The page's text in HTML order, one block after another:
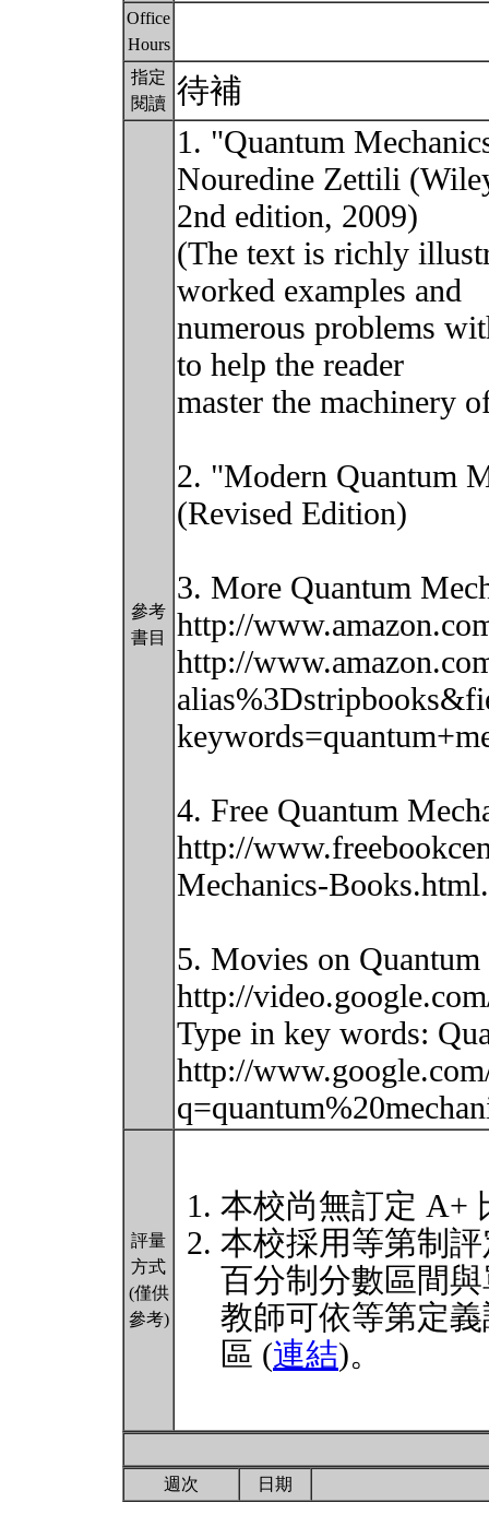
Office
Hours
指定
閱讀 待補
參考
書目
1. "Quantum
Nouredine Zettili
2nd edition, 2009)
(The text is richly
worked examples and
numerous problems
to help the reader
master the machinery
2. "Modern Quantum
(Revised Edition)
3. More Quantum
http://
http://
4. Free Quantum
http://
Mechanics-Books.html.
5. Movies on
http://
Type in key words:
http://
評量
方式
(僅供
參考)
本校尚無訂定 A+
本校採用等第制
百分制分數區間
教師可依等第定
區 (連結)。
週次 日期